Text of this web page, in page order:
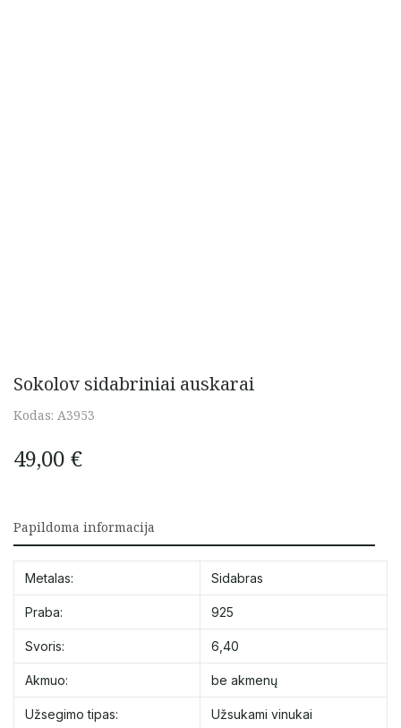
Sokolov sidabriniai auskarai
Kodas: A3953
49,00 €
Papildoma informacija
Metalas: Sidabras
Praba: 925
Svoris: 6,40
Akmuo: be akmenų
Užsegimo tipas: Užsukami vinukai